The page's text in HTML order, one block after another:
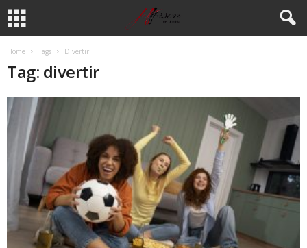
Home Tags Divertir
Tag: divertir